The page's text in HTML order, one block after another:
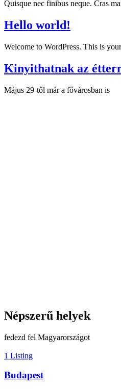
Quisque nec finibus neque. Cras
Hello world!
Welcome to WordPress. This is
Kinyithatnak az
Május 29-től már a fővárosban is
Népszerű helyek
fedezd fel Magyarországot
1 Listing
Budapest